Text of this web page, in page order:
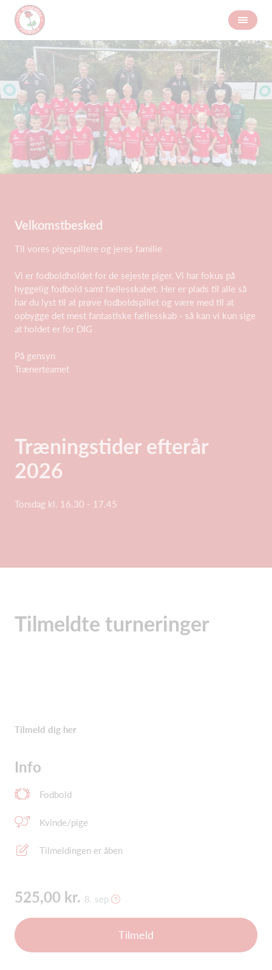
Velkomstbesked
Til vores pigespillere og jeres familie
Vi er fodboldholdet for de sejeste piger. Vi har fokus på
hyggelig fodbold samt fællesskabet. Her er plads til alle så
har du lyst til at prøve fodboldspillet og være med til at
opbygge det mest fantastiske fællesskab - så kan vi kun sige
at holdet er for DIG
På gensyn
Trænerteamet
Træningstider efterår
2026
Torsdag kl. 16.30 - 17.45
Tilmeldte turneringer
Tilmeld dig her
Info
Fodbold
Kvinde/pige
Tilmeldingen er åben
525,00 kr. 8. sep
Tilmeld